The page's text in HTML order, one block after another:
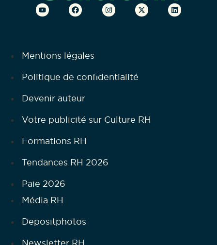
Mentions légales
Politique de confidentialité
Devenir auteur
Votre publicité sur Culture RH
Formations RH
Tendances RH 2026
Paie 2026
Média RH
Depositphotos
Newsletter RH